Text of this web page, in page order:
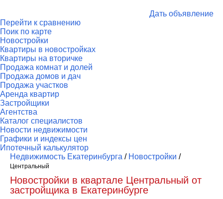
Дать объявление
Перейти к сравнению
Поик по карте
Новостройки
Квартиры в новостройках
Квартиры на вторичке
Продажа комнат и долей
Продажа домов и дач
Продажа участков
Аренда квартир
Застройщики
Агентства
Каталог специалистов
Новости недвижимости
Графики и индексы цен
Ипотечный калькулятор
Недвижимость Екатеринбурга / Новостройки /
Центральный
Новостройки в квартале Центральный от
застройщика в Екатеринбурге